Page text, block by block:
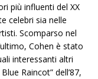
più influenti del XX
celebri sia nelle
Scomparso nel
Cohen è stato
interessanti altri
Raincot” dell’87,